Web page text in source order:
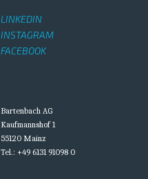
LINKEDIN
INSTAGRAM
FACEBOOK
Bartenbach AG
Kaufmannshof 1
55120 Mainz
Tel.: +49 6131 91098 0